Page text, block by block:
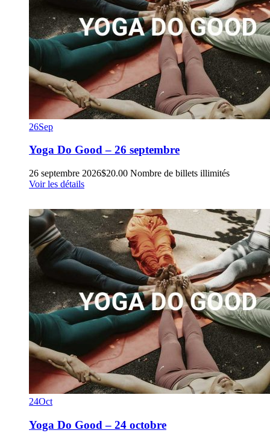
26Sep
Yoga Do Good – 26 septembre
26 septembre 2026$20.00 Nombre de billets illimités
Voir les détails
24Oct
Yoga Do Good – 24 octobre